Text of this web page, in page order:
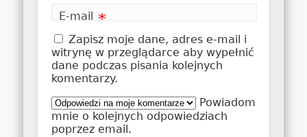
E-mail *
Zapisz moje dane, adres e-mail i
witrynę w przeglądarce aby wypełnić
dane podczas pisania kolejnych
komentarzy.
Powiadom
mnie o kolejnych odpowiedziach
poprzez email.